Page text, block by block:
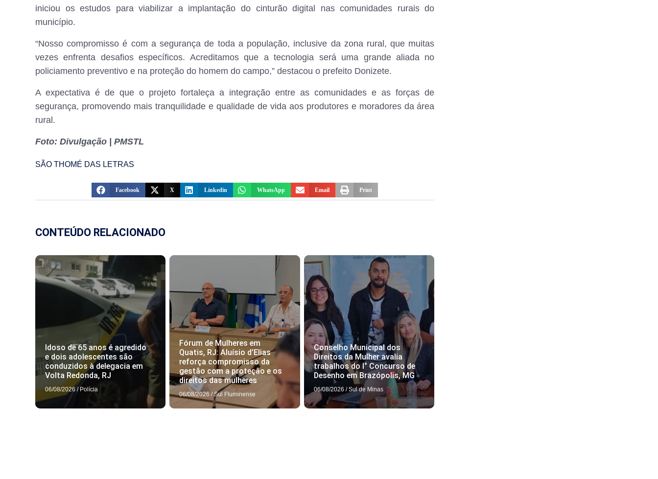
iniciou os estudos para viabilizar a implantação do cinturão digital nas comunidades rurais do
município.
“Nosso compromisso é com a segurança de toda a população, inclusive da zona rural, que muitas
vezes enfrenta desafios específicos. Acreditamos que a tecnologia será uma grande aliada no
policiamento preventivo e na proteção do homem do campo,” destacou o prefeito Donizete.
A expectativa é de que o projeto fortaleça a integração entre as comunidades e as forças de
segurança, promovendo mais tranquilidade e qualidade de vida aos produtores e moradores da área
rural.
Foto: Divulgação | PMSTL
SÃO THOMÉ DAS LETRAS
Facebook X Linkedin WhatsApp Email Print
CONTEÚDO RELACIONADO
Idoso de 65 anos é agredido
e dois adolescentes são
conduzidos à delegacia em
Volta Redonda, RJ
06/08/2026 / Polícia
Fórum de Mulheres em
Quatis, RJ: Aluísio d’Elias
reforça compromisso da
gestão com a proteção e os
direitos das mulheres
06/08/2026 / Sul Fluminense
Conselho Municipal dos
Direitos da Mulher avalia
trabalhos do I° Concurso de
Desenho em Brazópolis, MG
06/08/2026 / Sul de Minas